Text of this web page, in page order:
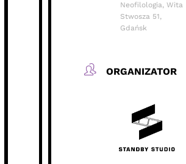
Neofilologia, Wita
Stwosza 51,
Gdańsk
ORGANIZATOR